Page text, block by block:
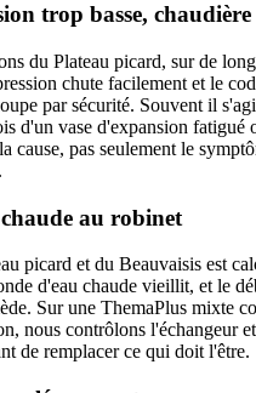
trop basse,
du Plateau picard, sur de
chute facilement et le
par sécurité. Souvent il
d'un vase d'expansion fatigué
cause, pas seulement le
.
au robinet
picard et du Beauvaisis est
d'eau chaude vieillit, et le
Sur une ThemaPlus mixte
nous contrôlons l'échangeur
de remplacer ce qui doit l'être.